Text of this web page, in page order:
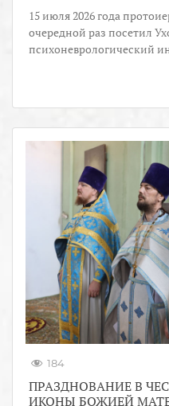
15 июля 2026 года
очередной раз посетил
психоневрологический
184
ПРАЗДНОВАНИЕ В
ИКОНЫ БОЖИЕЙ